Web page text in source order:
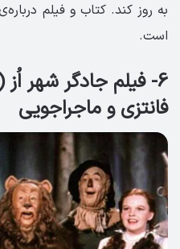
به روز کند. کتاب و فیلم
است.
فانتزی و ماجراجویی